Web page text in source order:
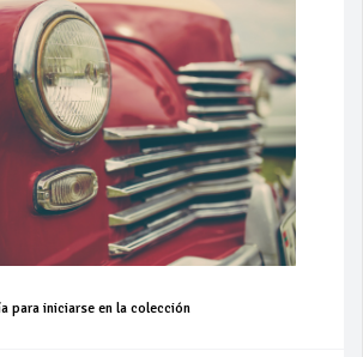
para iniciarse en la colección